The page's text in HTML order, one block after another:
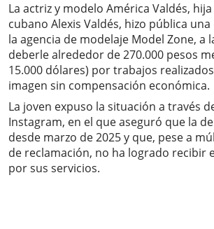
La actriz y modelo América Valdés,
cubano Alexis Valdés, hizo pública
la agencia de modelaje Model Zone, a
deberle alrededor de 270.000 pesos
15.000 dólares) por trabajos
imagen sin compensación económica.
La joven expuso la situación a través
Instagram, en el que aseguró que la
desde marzo de 2025 y que, pese a
de reclamación, no ha logrado recibir
por sus servicios.